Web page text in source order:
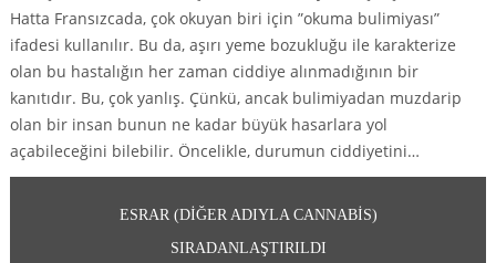
Hatta Fransızcada, çok okuyan biri için ”okuma bulimiyası”
ifadesi kullanılır. Bu da, aşırı yeme bozukluğu ile karakterize
olan bu hastalığın her zaman ciddiye alınmadığının bir
kanıtıdır. Bu, çok yanlış. Çünkü, ancak bulimiyadan muzdarip
olan bir insan bunun ne kadar büyük hasarlara yol
açabileceğini bilebilir. Öncelikle, durumun ciddiyetini…
ESRAR (DIĞER ADIYLA CANNABIS)
SIRADANLAŞTIRILDI